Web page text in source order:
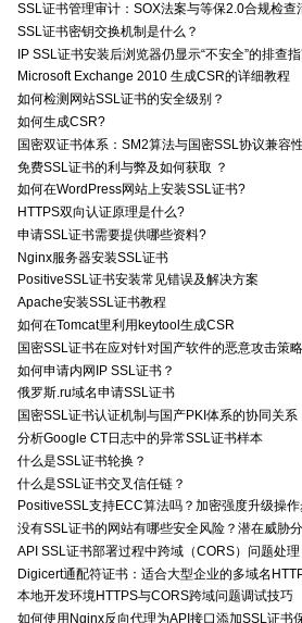
SSL证书管理审计：SOX法案与等保2.0合规检查
SSL证书密钥交换机制是什么？
IP SSL证书安装后浏览器仍显示“不安全”的排查
Microsoft Exchange 2010 生成CSR的详细教程
如何检测网站SSL证书的安全级别？
如何生成CSR?
国密双证书体系：SM2算法与国密SSL协议兼容
免费SSL证书的利与弊及如何获取 ？
如何在WordPress网站上安装SSL证书?
HTTPS双向认证原理是什么?
申请SSL证书需要提供哪些资料?
Nginx服务器安装SSL证书
PositiveSSL证书安装常见错误及解决方案
Apache安装SSL证书教程
如何在Tomcat里利用keytool生成CSR
国密SSL证书在应对针对国产软件的恶意攻击策略
如何申请内网IP SSL证书？
俄罗斯.ru域名申请SSL证书
国密SSL证书认证机制与国产PKI体系的协同关系
分析Google CT日志中的异常SSL证书样本
什么是SSL证书轮换？
什么是SSL证书交叉信任链？
PositiveSSL支持ECC算法吗？加密强度升级操
没有SSL证书的网站有哪些安全风险？潜在威胁
API SSL证书部署过程中跨域（CORS）问题处理
Digicert通配符证书：适合大型企业的多域名
本地开发环境HTTPS与CORS跨域问题调试技巧
如何使用Nginx反向代理为API接口添加SSL证书